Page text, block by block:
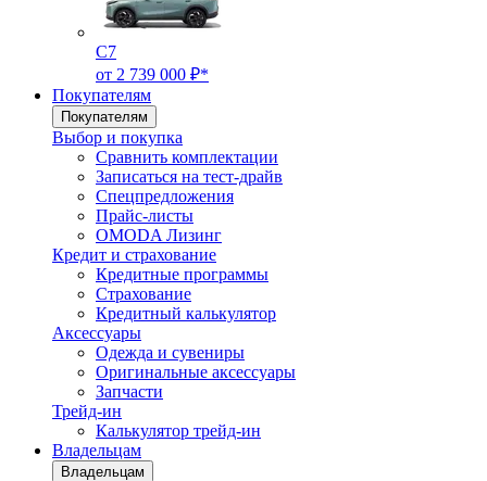
C7
от 2 739 000 ₽*
Покупателям
Покупателям
Выбор и покупка
Сравнить комплектации
Записаться на тест-драйв
Cпецпредложения
Прайс-листы
OMODA Лизинг
Кредит и страхование
Кредитные программы
Страхование
Кредитный калькулятор
Аксессуары
Одежда и сувениры
Оригинальные аксессуары
Запчасти
Трейд-ин
Калькулятор трейд-ин
Владельцам
Владельцам